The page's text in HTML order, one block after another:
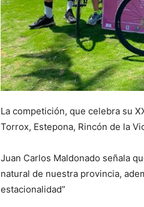
La competición, que celebra su
Torrox, Estepona, Rincón de la
Juan Carlos Maldonado señala
natural de nuestra provincia,
estacionalidad”